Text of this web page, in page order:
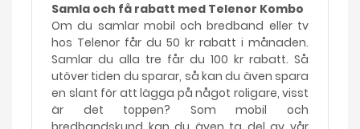
Samla och få rabatt med Telenor Kombo
Om du samlar mobil och bredband eller tv
hos Telenor får du 50 kr rabatt i månaden.
Samlar du alla tre får du 100 kr rabatt. Så
utöver tiden du sparar, så kan du även spara
en slant för att lägga på något roligare, visst
är det toppen? Som mobil och